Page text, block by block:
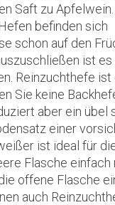
Saft zu
befinden sich
schon auf den
ist es
Reinzuchthefe
Sie keine
aber ein übel
einer
ist ideal für
Flasche
offene Flasche
auch